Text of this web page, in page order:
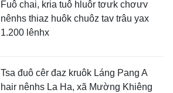
Fuô chai, kria tuô hluôr tơưk chơưv
nênhs thiaz huôk chuôz tav trâu yax
1.200 lênhx
Tsa đuô cêr đaz kruôk Láng Pang A
hair nênhs La Ha, xã Mường Khiêng